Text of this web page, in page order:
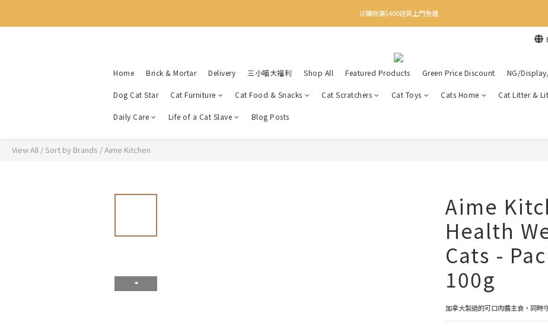
✨下載Three Little Meow App 即享多重禮遇！
🛒購物滿$400送貨上門免運
Home Brick & Mortar Delivery 三小喵大福利 Shop All Featured Products Green Price Discount NG/
Dog Cat Star Cat Furniture Cat Food & Snacks Cat Scratchers Cat Toys Cats Home Cat Litter &
Daily Care Life of a Cat Slave Blog Posts
View All /Sort by Brands /Aime Kitchen
Aime
Health
Cats -
100g
加拿大製造的可口肉醬主食，同時